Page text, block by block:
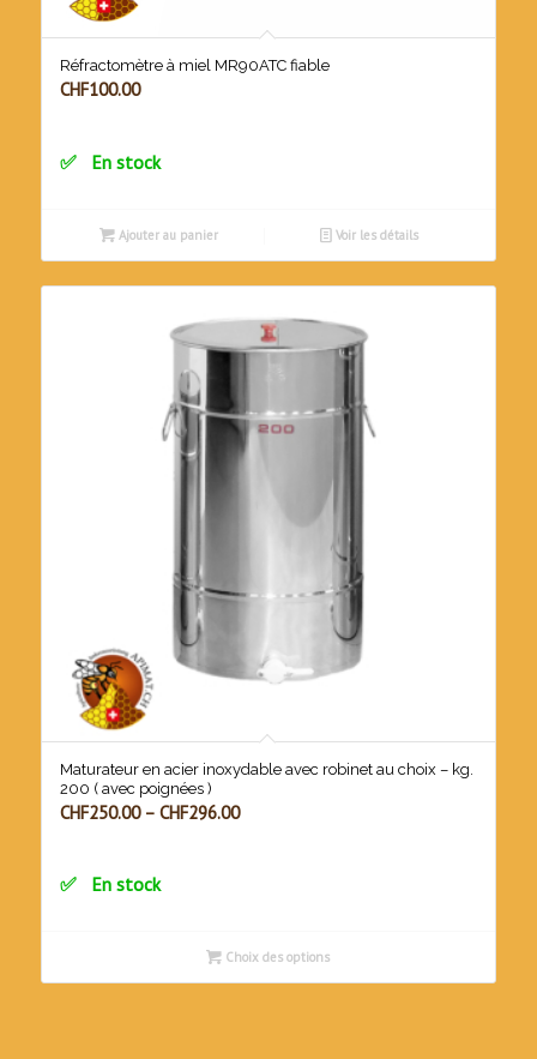
Réfractomètre à miel MR90ATC fiable
CHF100.00
En stock
Ajouter au panier Voir les détails
Maturateur en acier inoxydable avec robinet au choix – kg.
200 ( avec poignées )
CHF250.00– CHF296.00
En stock
Choix des options